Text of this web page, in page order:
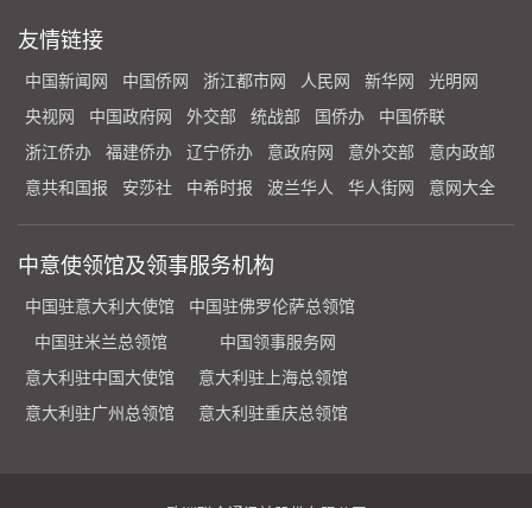
友情链接
中国新闻网 中国侨网 浙江都市网 人民网 新华网
光明网
央视网
中国政府网 外交部 统战部 国侨办
中国侨联
浙江侨办
福建侨办 辽宁侨办 意政府网 意外交部
意内政部
意共和国报
安莎社 中希时报 波兰华人 华人街网 意网大全
中意使领馆及领事服务机构
中国驻意大利大使馆
中国驻佛罗伦萨总领馆
中国驻米兰总领馆
中国领事服务网
意大利驻中国大使馆
意大利驻上海总领馆
意大利驻广州总领馆
意大利驻重庆总领馆